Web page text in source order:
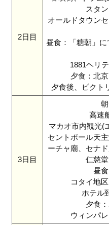
2日目
スタ
オールドタウン
昼食：「糖朝」
1881ヘリ
夕食：北
夕食後、ビクト
3日目
高速
マカオ市内観光(
セントポール天
ーチャ廟、セナ
仁慈
昼
コタイ地
ホテル
夕食
ウィンパ